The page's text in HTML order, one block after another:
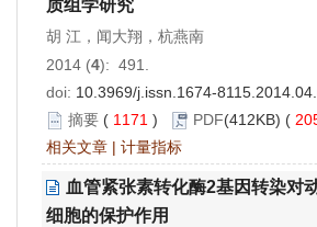
质组学研究
胡 江，闻大翔，杭燕南
2014 (4): 491.
doi: 10.3969/j.issn.1674-
摘要 ( 1171 ) PDF(412KB) (
相关文章 | 计量指标
血管紧张素转化酶2基因转染对
细胞的保护作用